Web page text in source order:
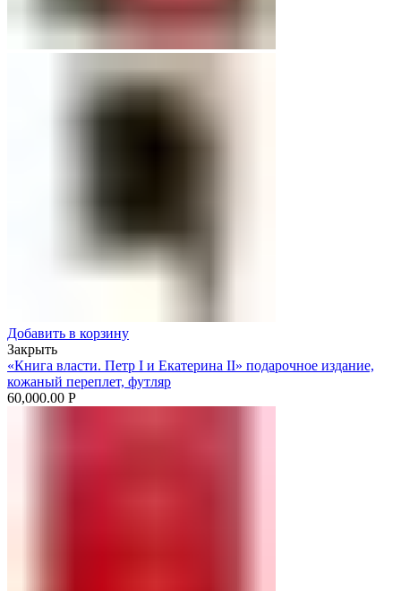
Добавить в корзину
Закрыть
«Книга власти. Петр I и Екатерина II» подарочное издание,
кожаный переплет, футляр
60,000.00 Р